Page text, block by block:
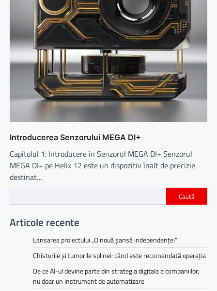
Introducerea Senzorului MEGA DI+
Capitolul 1: Introducere în Senzorul MEGA DI+ Senzorul
MEGA DI+ pe Helix 12 este un dispozitiv înalt de precizie
destinat…
Caută
Articole recente
Lansarea proiectului „O nouă șansă independenței”
Chisturile și tumorile splinei: când este recomandată operația
De ce AI-ul devine parte din strategia digitala a companiilor,
nu doar un instrument de automatizare